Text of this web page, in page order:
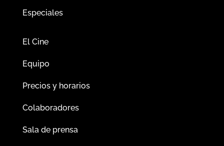
Especiales
El Cine
Equipo
Precios y horarios
Colaboradores
Sala de prensa